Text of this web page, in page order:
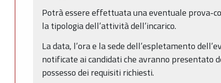
Potrà essere effettuata una eventuale prova-
la tipologia dell’attività dell’incarico.
La data, l’ora e la sede dell’espletamento
notificate ai candidati che avranno presentato
possesso dei requisiti richiesti.